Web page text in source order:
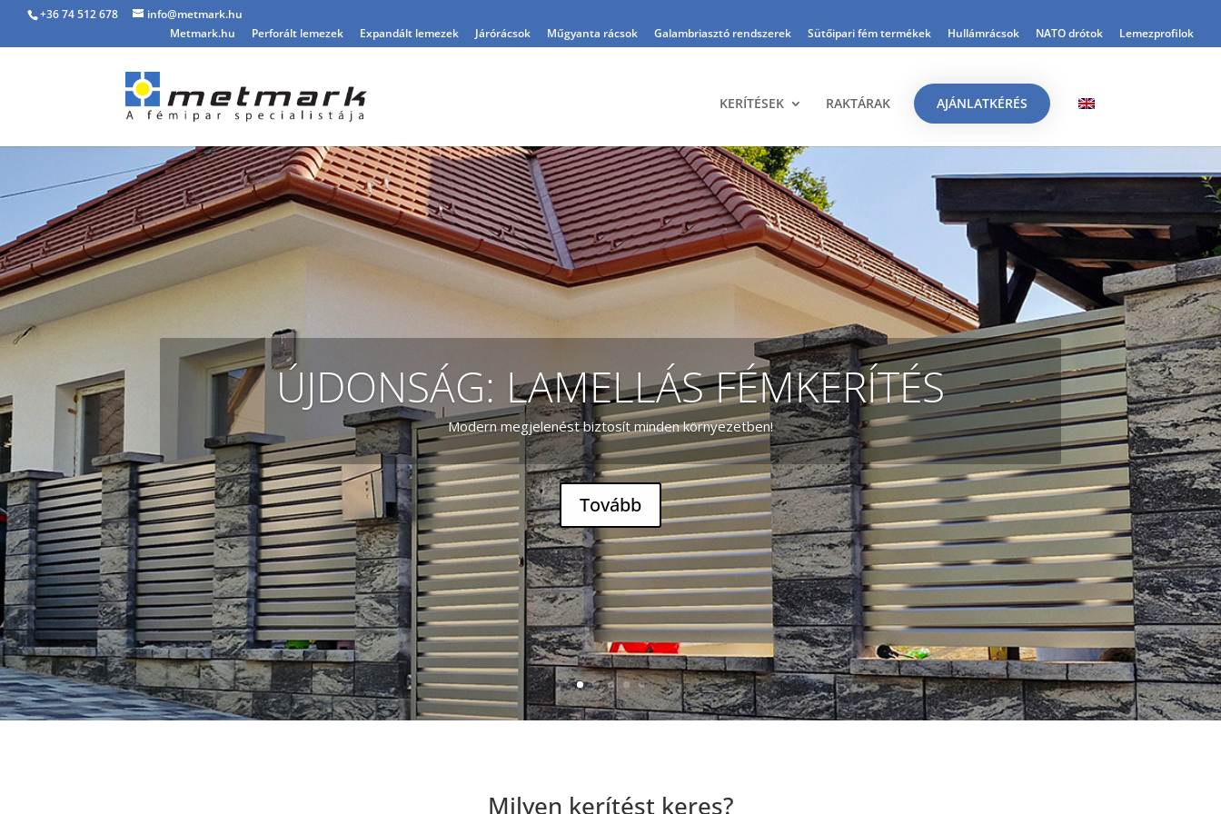
+36 74 512 678
info@metmark.hu
Metmark.hu
Perforált lemezek Expandált lemezek Járórácsok Műgyanta rácsok Galambriasztó rendszerek Sütőipari fém termékek Hullámrácsok NATO drótok Lemezprofilok
KERÍTÉSEK RAKTÁRAK AJÁNLATKÉRÉS
ÚJDONSÁG: LAMELLÁS FÉMKERÍTÉS
Modern megjelenést biztosít minden környezetben!
Tovább
Milyen kerítést keres?